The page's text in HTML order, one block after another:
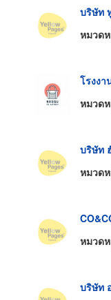
บริษัท
หมวด
โรงง
หมวด
บริษัท
หมวด
หมวด
บริษัท